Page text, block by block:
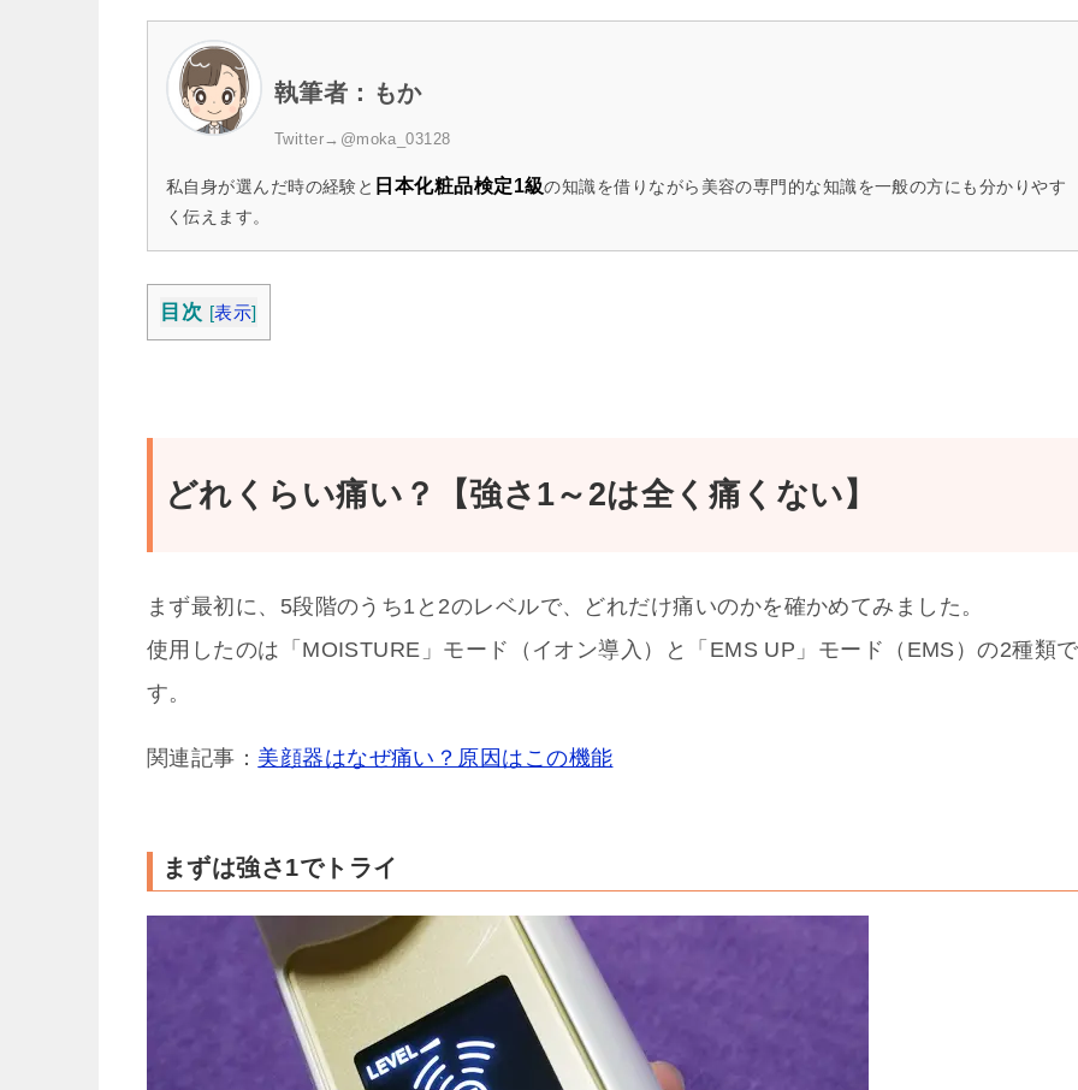
執筆者：もか
Twitter→ @moka_03128
私自身が選んだ時の経験と 日本化粧品検定1級の知識を借りながら美容の専門的な知識を一般の方にも分かりやす
く伝えます。
目次 [表示]
どれくらい痛い？【強さ1～2は全く痛くない】
まず最初に、5段階のうち1と2のレベルで、どれだけ痛いのかを確かめてみました。
使用したのは「MOISTURE」モード（イオン導入）と「EMS UP」モード（EMS）の2種類で
す。
関連記事： 美顔器はなぜ痛い？原因はこの機能
まずは強さ1でトライ